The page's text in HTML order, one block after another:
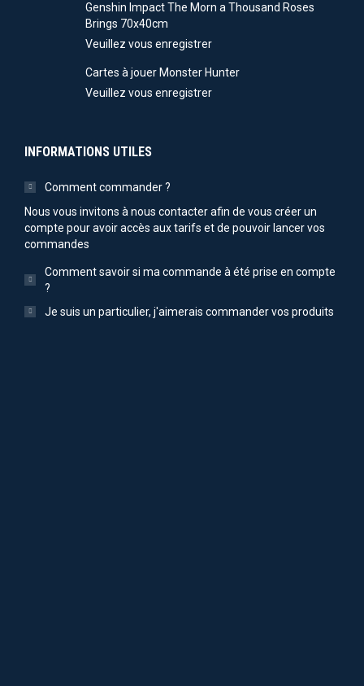
Genshin Impact The Morn a Thousand Roses
Brings 70x40cm
Veuillez vous enregistrer
Cartes à jouer Monster Hunter
Veuillez vous enregistrer
INFORMATIONS UTILES
Comment commander ?
Nous vous invitons à nous contacter afin de vous créer un
compte pour avoir accès aux tarifs et de pouvoir lancer vos
commandes
Comment savoir si ma commande à été prise en compte
?
Je suis un particulier, j'aimerais commander vos produits